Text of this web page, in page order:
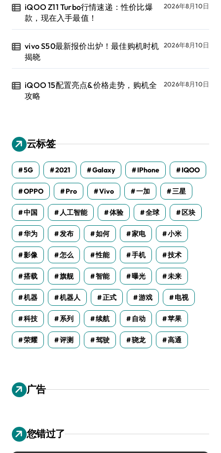
iQOO Z11 Turbo行情速递：性价比爆
款，现在入手最值！
2026年8月10日
vivo S50最新报价出炉！最佳购机时机
揭晓
2026年8月10日
iQOO 15配置亮点&价格走势，购机全
攻略
2026年8月10日
云标签
5G 2021 Galaxy IPhone IQOO
OPPO Pro Vivo 一加 三星
中国 人工智能 体验 全球 区块
华为 发布 如何 家电 小米
影像 怎么 性能 手机 技术
搭载 旗舰 智能 曝光 未来
机器 机器人 正式 游戏 电视
科技 系列 续航 自动 苹果
荣耀 评测 驾驶 骁龙 高通
广告
您错过了